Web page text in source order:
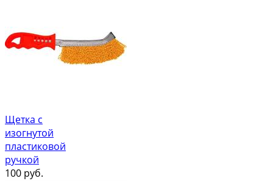
Щетка с
изогнутой
пластиковой
ручкой
100 руб.